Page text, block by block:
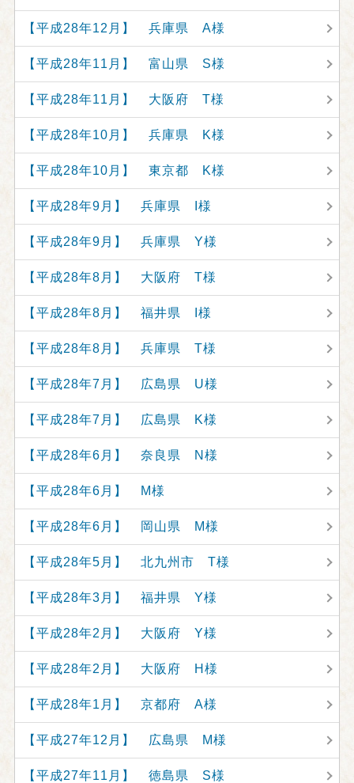
【平成28年12月】 兵庫県 A様
【平成28年11月】 富山県 S様
【平成28年11月】 大阪府 T様
【平成28年10月】 兵庫県 K様
【平成28年10月】 東京都 K様
【平成28年9月】 兵庫県 I様
【平成28年9月】 兵庫県 Y様
【平成28年8月】 大阪府 T様
【平成28年8月】 福井県 I様
【平成28年8月】 兵庫県 T様
【平成28年7月】 広島県 U様
【平成28年7月】 広島県 K様
【平成28年6月】 奈良県 N様
【平成28年6月】 M様
【平成28年6月】 岡山県 M様
【平成28年5月】 北九州市 T様
【平成28年3月】 福井県 Y様
【平成28年2月】 大阪府 Y様
【平成28年2月】 大阪府 H様
【平成28年1月】 京都府 A様
【平成27年12月】 広島県 M様
【平成27年11月】 徳島県 S様